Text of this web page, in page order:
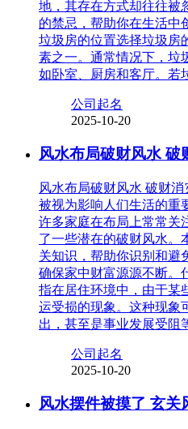
地，其存在方式却往往被
的禁忌，帮助你在生活中
垃圾房的位置选择垃圾房
素之一。通常情况下，垃
如卧室、厨房和客厅。若
公司起名
2025-10-20
风水布局破财风水 破
风水布局破财风水 破财
被视为影响人们生活的重
许多家庭在布局上常常关
了一些潜在的破财风水。
关知识，帮助你识别和避
确保家中财富源源不断。
指在居住环境中，由于某
运受损的现象。这种现象
出，甚至是事业发展受阻
公司起名
2025-10-20
风水摆件被摸了 玄关